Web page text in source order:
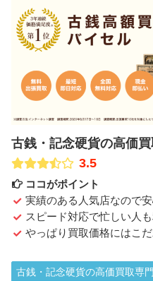
古銭・記念硬貨の高価買
3.5
ココがポイント
実績のある人気店なので
スピード対応で忙しい人
やっぱり買取価格にはこ
古銭・記念硬貨の高価買取専